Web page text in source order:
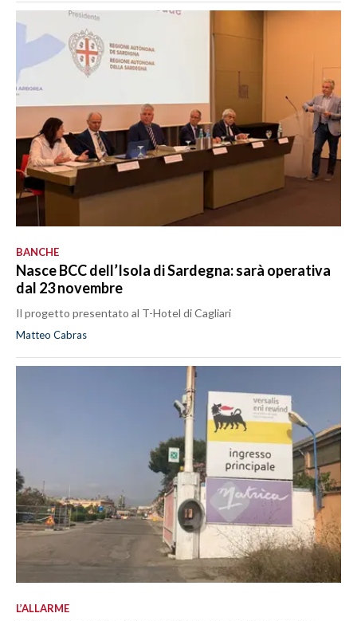
BANCHE
Nasce BCC dell’Isola di Sardegna: sarà operativa
dal 23 novembre
Il progetto presentato al T-Hotel di Cagliari
Matteo Cabras
L’ALLARME